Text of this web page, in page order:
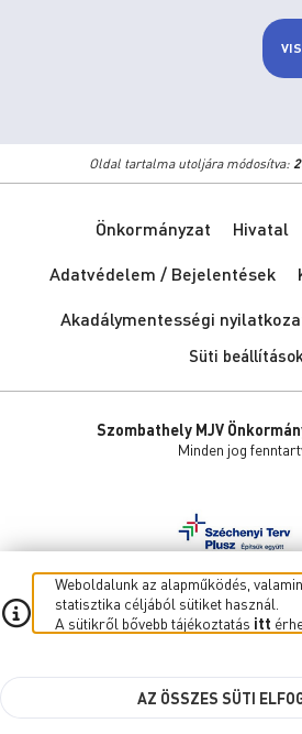
Oldal tartalma utoljára módosítva:
Önkormányzat Hivatal
Adatvédelem / Bejelentések
Akadálymentességi
Süti beállítások
Szombathely MJV
Minden jog
Weboldalunk az alapműködés,
statisztika céljából sütiket használ.
A sütikről bővebb tájékoztatás itt
AZ ÖSSZES SÜTI